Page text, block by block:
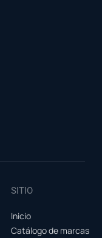
SITIO
Inicio
Catálogo de marcas